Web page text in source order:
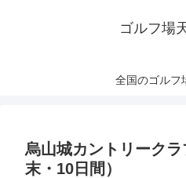
ゴルフ場
全国のゴルフ
烏山城カントリーク
末・10日間）